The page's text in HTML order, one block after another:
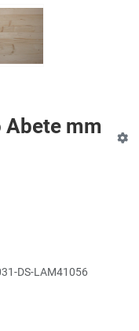
mm
DS-LAM41056